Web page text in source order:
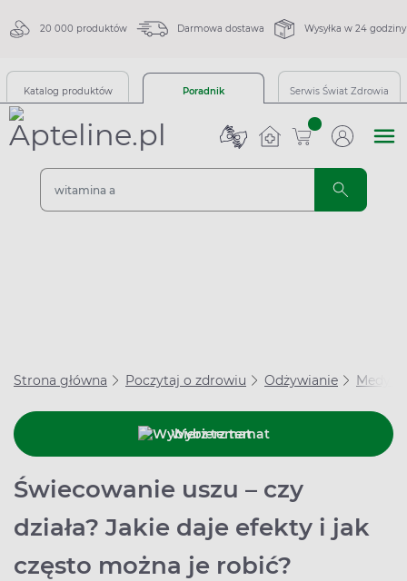
20 000 produktów Darmowa dostawa Wysyłka w 24 godziny
Katalog produktów Poradnik Serwis Świat Zdrowia
sztuk
Strona główna Poczytaj o zdrowiu Odżywianie
Wybierz temat
Świecowanie uszu – czy
działa? Jakie daje efekty i jak
często można je robić?